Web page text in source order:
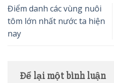
Điểm danh các vùng nuôi
tôm lớn nhất nước ta hiện
nay
Để lại một bình luận